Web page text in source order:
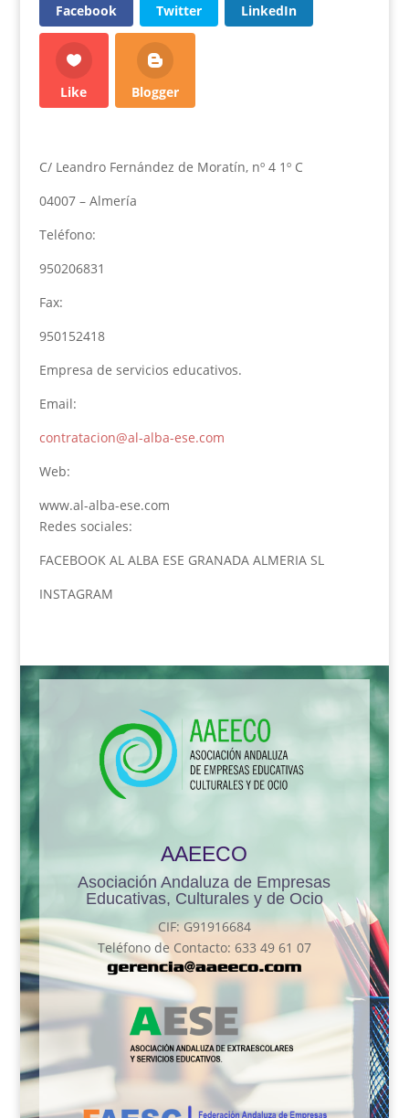
Facebook Twitter LinkedIn
Like Blogger
C/ Leandro Fernández de Moratín, nº 4 1º C
04007 – Almería
Teléfono:
950206831
Fax:
950152418
Empresa de servicios educativos.
Email:
contratacion@al-alba-ese.com
Web:
www.al-alba-ese.com
Redes sociales:
FACEBOOK AL ALBA ESE GRANADA ALMERIA SL
INSTAGRAM
AAEECO
Asociación Andaluza de Empresas
Educativas, Culturales y de Ocio
CIF: G91916684
Teléfono de Contacto: 633 49 61 07